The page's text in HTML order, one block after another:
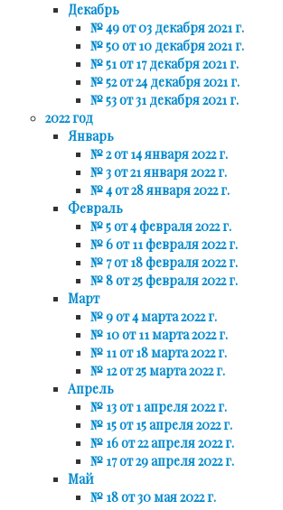
Декабрь
№ 49 от 03 декабря 2021 г.
№ 50 от 10 декабря 2021 г.
№ 51 от 17 декабря 2021 г.
№ 52 от 24 декабря 2021 г.
№ 53 от 31 декабря 2021 г.
2022 год
Январь
№ 2 от 14 января 2022 г.
№ 3 от 21 января 2022 г.
№ 4 от 28 января 2022 г.
Февраль
№ 5 от 4 февраля 2022 г.
№ 6 от 11 февраля 2022 г.
№ 7 от 18 февраля 2022 г.
№ 8 от 25 февраля 2022 г.
Март
№ 9 от 4 марта 2022 г.
№ 10 от 11 марта 2022 г.
№ 11 от 18 марта 2022 г.
№ 12 от 25 марта 2022 г.
Апрель
№ 13 от 1 апреля 2022 г.
№ 15 от 15 апреля 2022 г.
№ 16 от 22 апреля 2022 г.
№ 17 от 29 апреля 2022 г.
Май
№ 18 от 30 мая 2022 г.